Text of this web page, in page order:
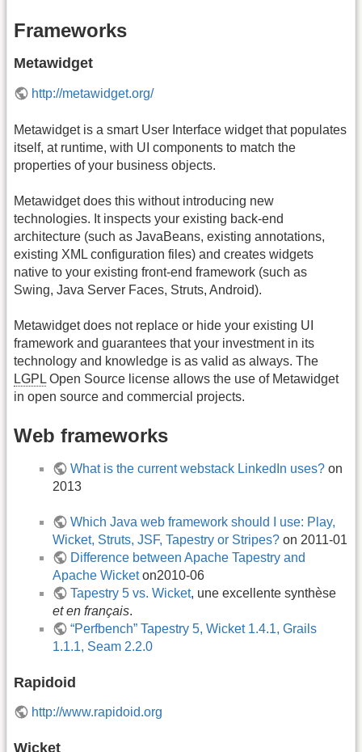
Frameworks
Metawidget
http://metawidget.org/
Metawidget is a smart User Interface widget that populates
itself, at runtime, with UI components to match the
properties of your business objects.
Metawidget does this without introducing new
technologies. It inspects your existing back-end
architecture (such as JavaBeans, existing annotations,
existing XML configuration files) and creates widgets
native to your existing front-end framework (such as
Swing, Java Server Faces, Struts, Android).
Metawidget does not replace or hide your existing UI
framework and guarantees that your investment in its
technology and knowledge is as valid as always. The
LGPL Open Source license allows the use of Metawidget
in open source and commercial projects.
Web frameworks
What is the current webstack LinkedIn uses? on
2013
Which Java web framework should I use: Play,
Wicket, Struts, JSF, Tapestry or Stripes? on 2011-01
Difference between Apache Tapestry and
Apache Wicketon2010-06
Tapestry 5 vs. Wicket, une excellente synthèse
et en français.
“Perfbench” Tapestry 5, Wicket 1.4.1, Grails
1.1.1, Seam 2.2.0
Rapidoid
http://www.rapidoid.org
Wicket